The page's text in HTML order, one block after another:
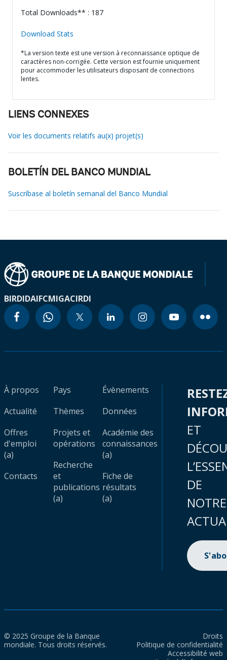
Total Downloads** : 187
Download Stats
*La version texte est une version à reconnaissance optique de
caractères non-corrigée. Cette version est fournie uniquement
pour accommoder les utilisateurs disposant de connections
lentes.
LIENS CONNEXES
Voir les documents relatifs au(x) projet(s)
BOLETÍN DEL BANCO MUNDIAL
Suscríbase al boletín semanal del Banco Mundial
BIRDIDAIFCMIGACIRDI
À propos
Actualité
Offres
d'emploi
(a)
Contacts
Pays
Thèmes
Projets et
opérations
Recherche
et
publications
(a)
Évènements
Données
Académie des
connaissances
(a)
Fiche de
résultats
(a)
ET
DE
NOTRE
© 2025 Groupe de la Banque
mondiale. Tous droits réservés.
Droits
Politique de confidentialité
Accessibilité web